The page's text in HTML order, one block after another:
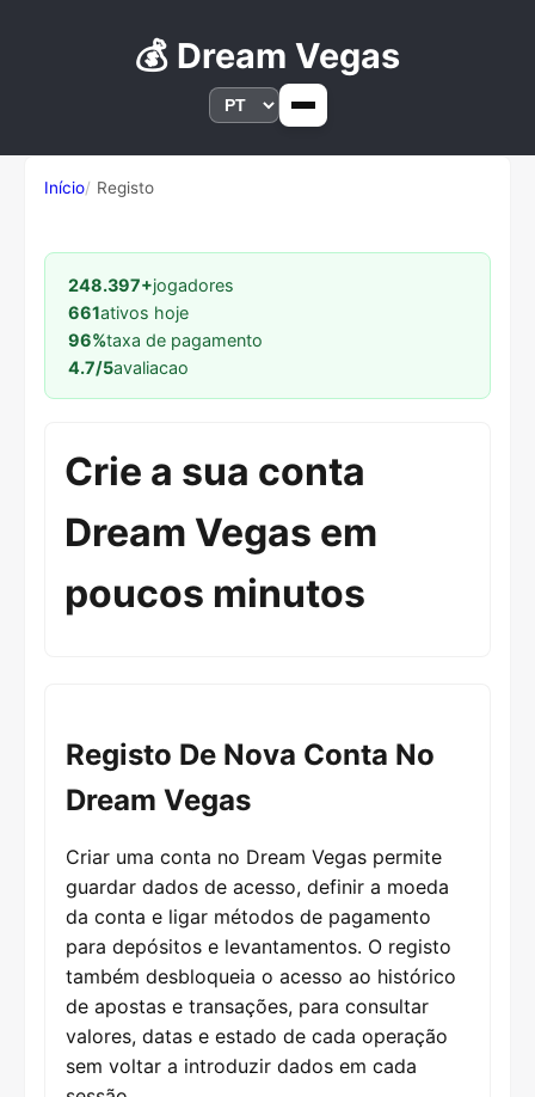
💰 Dream Vegas
Início Registo
248.397+jogadores
661ativos hoje
96%taxa de pagamento
4.7/5avaliacao
Crie a sua conta
Dream Vegas em
poucos minutos
Registo De Nova Conta No
Dream Vegas
Criar uma conta no Dream Vegas permite
guardar dados de acesso, definir a moeda
da conta e ligar métodos de pagamento
para depósitos e levantamentos. O registo
também desbloqueia o acesso ao histórico
de apostas e transações, para consultar
valores, datas e estado de cada operação
sem voltar a introduzir dados em cada